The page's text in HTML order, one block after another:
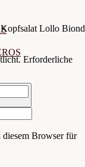
Kopfsalat Lollo
Erforderliche
Browser für